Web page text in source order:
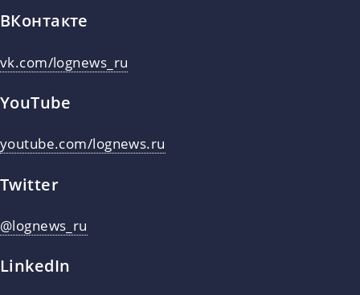
ВКонтакте
vk.com/lognews_ru
YouTube
youtube.com/lognews.ru
Twitter
@lognews_ru
LinkedIn